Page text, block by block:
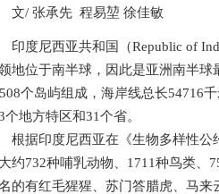
/ 张承先 程易堃 徐佳敏
度尼西亚共和国（Republic of
领地位于南半球，因此是亚洲南半
个岛屿组成，海岸线总长54716
个地方特区和31个省。
据印度尼西亚在《生物多样性公
约732种哺乳动物、1711种鸟类、
的有红毛猩猩、苏门答腊虎、马来